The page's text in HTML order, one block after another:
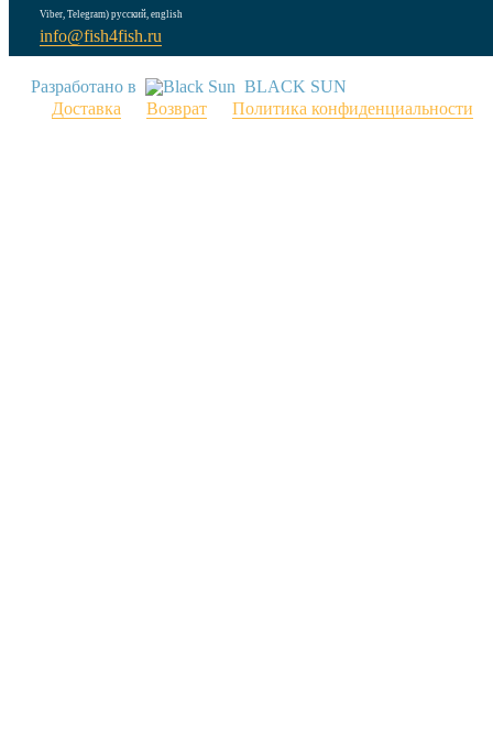
Viber, Telegram) русский, english
info@fish4fish.ru
Разработано в
BLACK SUN
Доставка
Возврат Политика конфиденциальности